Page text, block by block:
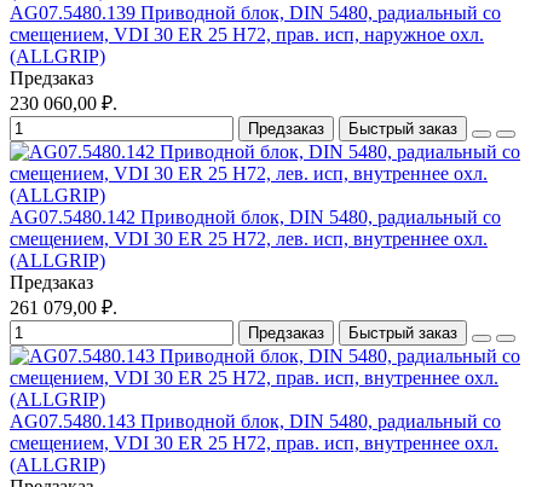
AG07.5480.139 Приводной блок, DIN 5480, радиальный со
смещением, VDI 30 ER 25 H72, прав. исп, наружное охл.
(ALLGRIP)
Предзаказ
230 060,00 ₽.
Предзаказ Быстрый заказ
AG07.5480.142 Приводной блок, DIN 5480, радиальный со
смещением, VDI 30 ER 25 H72, лев. исп, внутреннее охл.
(ALLGRIP)
Предзаказ
261 079,00 ₽.
Предзаказ Быстрый заказ
AG07.5480.143 Приводной блок, DIN 5480, радиальный со
смещением, VDI 30 ER 25 H72, прав. исп, внутреннее охл.
(ALLGRIP)